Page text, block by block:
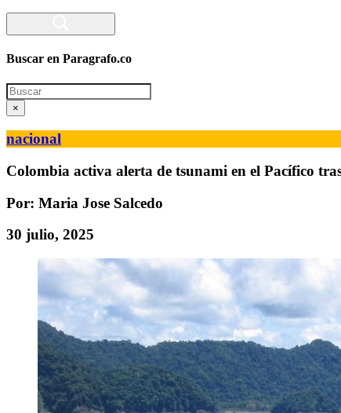
Buscar en Paragrafo.co
Search
×
nacional
Colombia activa alerta de tsunami en el Pacífico
Por: Maria Jose Salcedo
30 julio, 2025